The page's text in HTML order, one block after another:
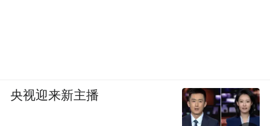
央视迎来新主播